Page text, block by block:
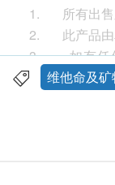
卓营方蜂王浆
素(A、C、E
GLA等重要元
肤免受紫外线
肤回复弹性
1. 所有出售
2. 此产品由
3. 如有任何
health.ESDlife
维他命及